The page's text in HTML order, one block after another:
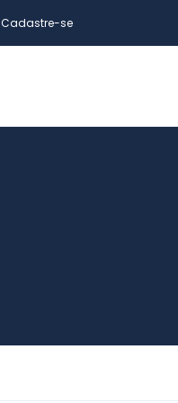
Cadastre-se